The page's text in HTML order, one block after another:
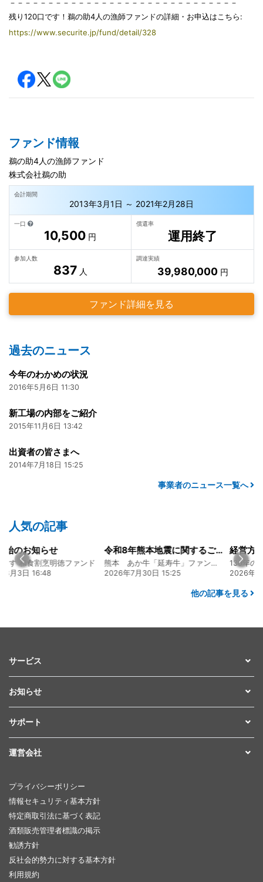
－－－－－－－－－－－－－－－－－－－－－－－－－－－－－－
残り120口です！鵜の助4人の漁師ファンドの詳細・お申込はこちら:
https://www.securite.jp/fund/detail/328
ファンド情報
鵜の助4人の漁師ファンド
株式会社鵜の助
会計期間
2013年3月1日 ～ 2021年2月28日
一口
10,500 円
償還率
運用終了
参加人数
837 人
調達実績
39,980,000円
ファンド詳細を見る
過去のニュース
今年のわかめの状況
2016年5月6日 11:30
新工場の内部をご紹介
2015年11月6日 13:42
出資者の皆さまへ
2014年7月18日 15:25
事業者のニュース一覧へ
人気の記事
らせ
烹明徳ファンド
令和8年熊本地震に関するご報告
熊本 あか牛「延寿牛」ファンド2026
2026年7月30日 15:25
2026年8月4日
他の記事を見る
サービス
お知らせ
サポート
運営会社
プライバシーポリシー
情報セキュリティ基本方針
特定商取引法に基づく表記
酒類販売管理者標識の掲示
勧誘方針
反社会的勢力に対する基本方針
利用規約